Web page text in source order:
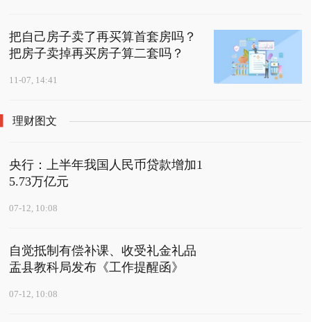
把自己房子卖了再买算首套房吗？
把房子卖掉再买房子算二套吗？
11-07, 14:41
理财图文
央行：上半年我国人民币贷款增加1
5.73万亿元
07-12, 10:08
自觉抵制有偿补课、收受礼金礼品
盂县教科局发布《工作提醒函》
07-12, 10:08